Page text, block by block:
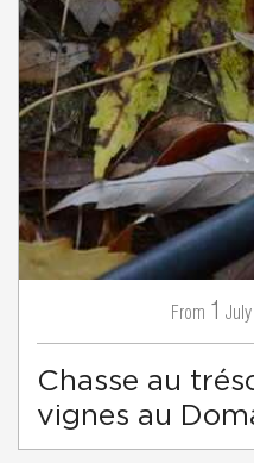
From 1 July
Chasse au
vignes au